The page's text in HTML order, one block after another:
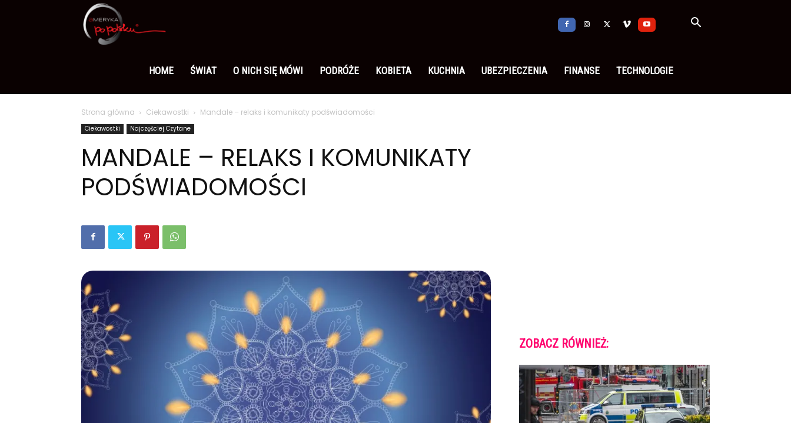
po
polsku
HOME ŚWIAT O NICH SIĘ MÓWI PODRÓŻE KOBIETA KUCHNIA UBEZPIECZENIA FINANSE TECHNOLOGIE
Strona główna Ciekawostki Mandale – relaks i komunikaty podświadomości
Ciekawostki Najczęściej Czytane
MANDALE – RELAKS I KOMUNIKATY
PODŚWIADOMOŚCI
ZOBACZ RÓWNIEŻ: